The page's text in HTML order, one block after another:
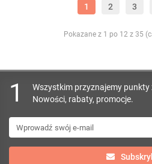
1 2 3
Pokazane z 1 po 12 z 35
1
Wszystkim przyznajemy
Nowości, rabaty, promocje.